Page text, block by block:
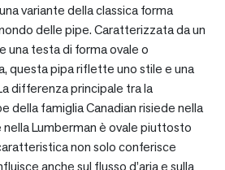
variante della classica forma
delle pipe. Caratterizzata da un
una testa di forma ovale o
questa pipa riflette uno stile e una
differenza principale tra la
della famiglia Canadian risiede nella
nella Lumberman è ovale piuttosto
non solo conferisce
anche sul flusso d’aria e sulla